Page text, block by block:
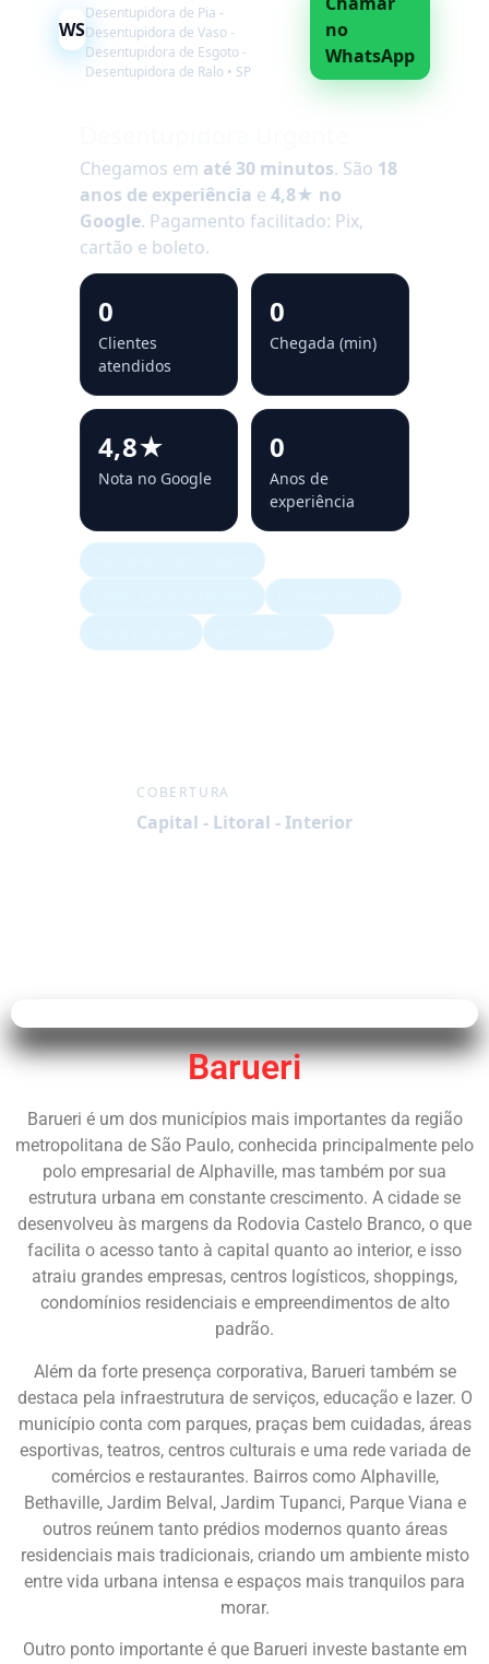
WS
Desentupidora de Pia -
Desentupidora de Vaso -
Desentupidora de Esgoto -
Desentupidora de Ralo • SP
no
WhatsApp
Chegamos em até 30 minutos. São 18
anos de experiência e 4,8★ no
Google. Pagamento facilitado: Pix,
cartão e boleto.
0
Clientes
atendidos
0
Chegada (min)
4,8★
Nota no Google
0
Anos de
experiência
COBERTURA
Capital - Litoral - Interior
Barueri
Barueri é um dos municípios mais importantes da região
metropolitana de São Paulo, conhecida principalmente pelo
polo empresarial de Alphaville, mas também por sua
estrutura urbana em constante crescimento. A cidade se
desenvolveu às margens da Rodovia Castelo Branco, o que
facilita o acesso tanto à capital quanto ao interior, e isso
atraiu grandes empresas, centros logísticos, shoppings,
condomínios residenciais e empreendimentos de alto
padrão.
Além da forte presença corporativa, Barueri também se
destaca pela infraestrutura de serviços, educação e lazer. O
município conta com parques, praças bem cuidadas, áreas
esportivas, teatros, centros culturais e uma rede variada de
comércios e restaurantes. Bairros como Alphaville,
Bethaville, Jardim Belval, Jardim Tupanci, Parque Viana e
outros reúnem tanto prédios modernos quanto áreas
residenciais mais tradicionais, criando um ambiente misto
entre vida urbana intensa e espaços mais tranquilos para
morar.
Outro ponto importante é que Barueri investe bastante em